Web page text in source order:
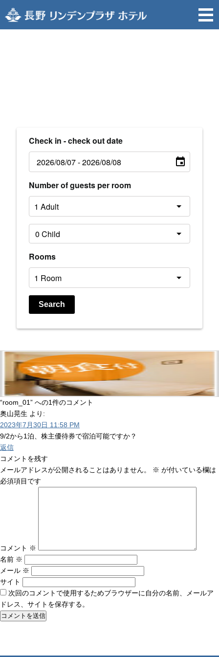
Check in - check out date
Number of guests per room
Rooms
Search
“room_01” への1件のコメント
奥山晃生 より:
2023年7月30日 11:58 PM
9/2から1泊、株主優待券で宿泊可能ですか？
返信
コメントを残す
メールアドレスが公開されることはありません。
※ が付いている欄は
必須項目です
コメント ※
名前 ※
メール ※
サイト
次回のコメントで使用するためブラウザーに自分の名前、メールア
ドレス、サイトを保存する。